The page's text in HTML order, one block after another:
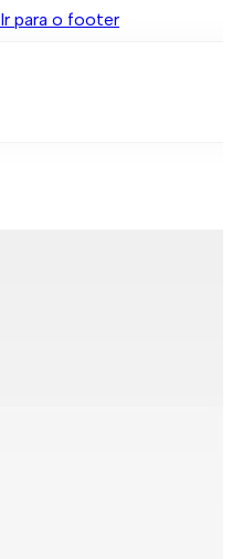
Ir para o footer